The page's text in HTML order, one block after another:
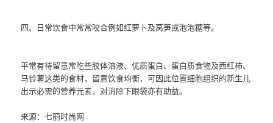
四、日常饮食中常常咬合例如红萝卜及莴笋或泡泡糖等。
平常有待留意常吃些胶体溶液、优质蛋白、蛋白质食物及西红柿、
马铃薯这类的食材，留意饮食均衡，可因此位置细胞组织的新生儿
出示必需的营养元素，对消除下眼袋亦有助益。
来源：七丽时尚网